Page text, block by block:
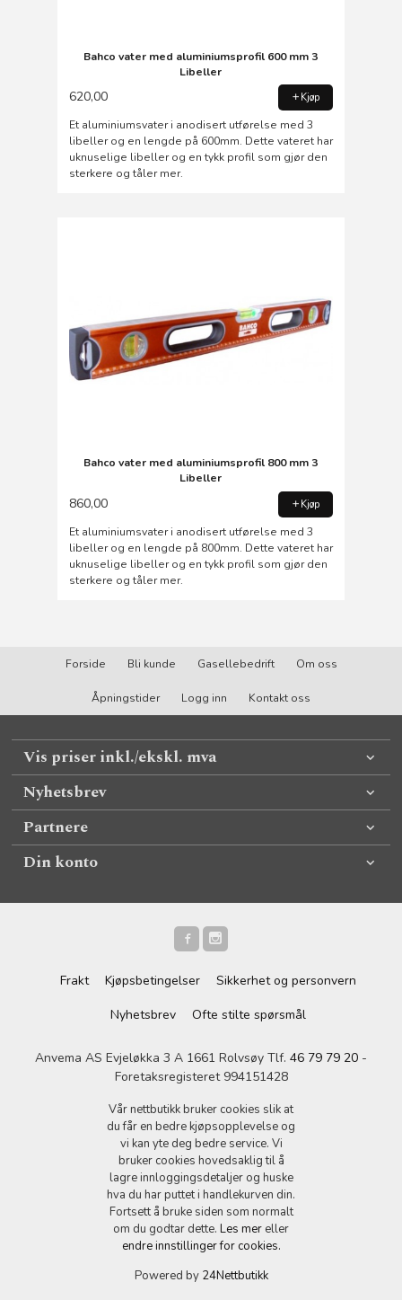
Bahco vater med aluminiumsprofil 600 mm 3
Libeller
620,00 Kjøp
Et aluminiumsvater i anodisert utførelse med 3
libeller og en lengde på 600mm. Dette vateret har
uknuselige libeller og en tykk profil som gjør den
sterkere og tåler mer.
Bahco vater med aluminiumsprofil 800 mm 3
Libeller
860,00 Kjøp
Et aluminiumsvater i anodisert utførelse med 3
libeller og en lengde på 800mm. Dette vateret har
uknuselige libeller og en tykk profil som gjør den
sterkere og tåler mer.
Forside Bli kunde Gasellebedrift Om oss
Åpningstider Logg inn Kontakt oss
Vis priser inkl./ekskl. mva
Nyhetsbrev
Partnere
Din konto
Frakt Kjøpsbetingelser
Sikkerhet og personvern
Nyhetsbrev
Ofte stilte spørsmål
Anvema AS Evjeløkka 3 A 1661 Rolvsøy Tlf. 46 79 79 20 -
Foretaksregisteret 994151428
Vår nettbutikk bruker cookies slik at
du får en bedre kjøpsopplevelse og
vi kan yte deg bedre service. Vi
bruker cookies hovedsaklig til å
lagre innloggingsdetaljer og huske
hva du har puttet i handlekurven din.
Fortsett å bruke siden som normalt
om du godtar dette. Les mer eller
endre innstillinger for cookies.
Powered by 24Nettbutikk